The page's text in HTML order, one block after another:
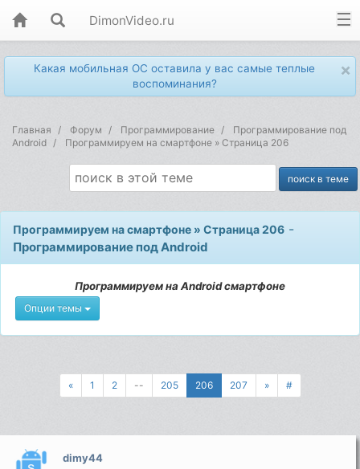
DimonVideo.ru
×
Какая мобильная ОС оставила у вас самые теплые
воспоминания?
Главная Форум Программирование
Программирование под
Android
Программируем на смартфоне » Страница 206
Программируем на смартфоне » Страница 206 -
Программирование под Android
Программируем на Android смартфоне
Опции темы
« 1 2 -- 205 206 207 » #
dimy44